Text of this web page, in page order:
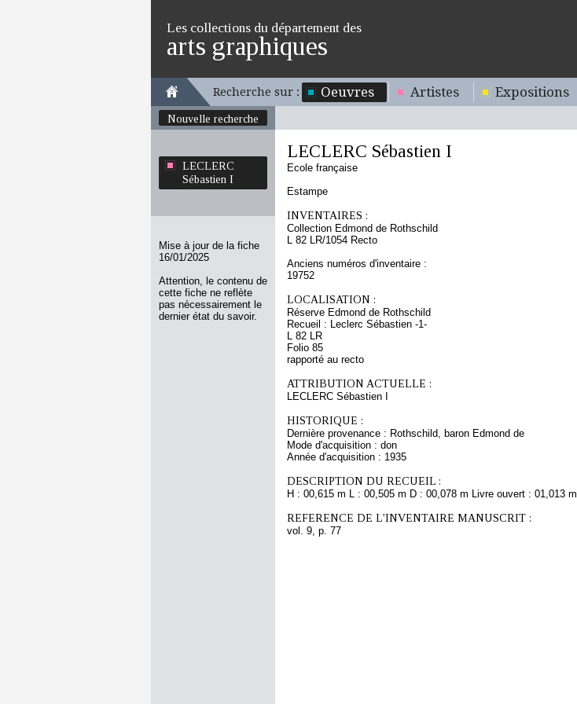
Les collections du département des
arts graphiques
Recherche sur : Oeuvres Artistes Expositions
Nouvelle recherche
LECLERC
Sébastien I
Mise à jour de la fiche
16/01/2025
Attention, le contenu de
cette fiche ne reflète
pas nécessairement le
dernier état du savoir.
LECLERC Sébastien I
Ecole française
Estampe
INVENTAIRES :
Collection Edmond de Rothschild
L 82 LR/1054 Recto
Anciens numéros d'inventaire :
19752
LOCALISATION :
Réserve Edmond de Rothschild
Recueil : Leclerc Sébastien -1-
L 82 LR
Folio 85
rapporté au recto
ATTRIBUTION ACTUELLE :
LECLERC Sébastien I
HISTORIQUE :
Dernière provenance : Rothschild, baron Edmond de
Mode d'acquisition : don
Année d'acquisition : 1935
DESCRIPTION DU RECUEIL :
H : 00,615 m L : 00,505 m D : 00,078 m Livre ouvert : 01,013 m
REFERENCE DE L'INVENTAIRE MANUSCRIT :
vol. 9, p. 77